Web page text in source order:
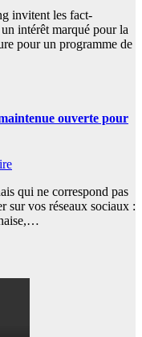
invitent les fact-
intérêt marqué pour la
pour un programme de
ouverte pour
qui ne correspond pas
sur vos réseaux sociaux :